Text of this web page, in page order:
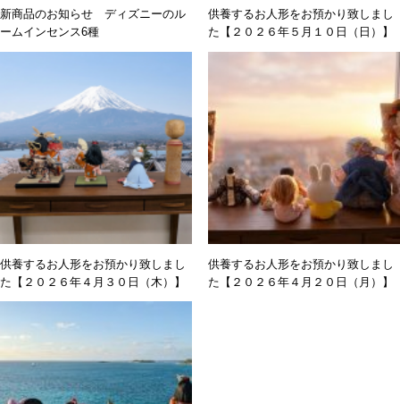
新商品のお知らせ ディズニーのル
ームインセンス6種
供養するお人形をお預かり致しまし
た【２０２６年５月１０日（日）】
供養するお人形をお預かり致しまし
た【２０２６年４月３０日（木）】
供養するお人形をお預かり致しまし
た【２０２６年４月２０日（月）】